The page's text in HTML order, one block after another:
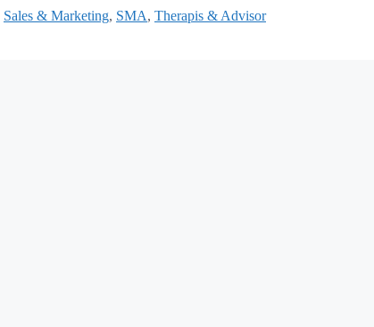
Sales & Marketing, SMA, Therapis & Advisor